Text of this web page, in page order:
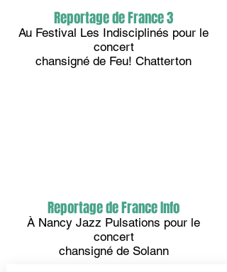
Reportage de France 3
Au Festival Les Indisciplinés pour le
concert
chansigné de Feu! Chatterton
Reportage de France Info
À Nancy Jazz Pulsations pour le
concert
chansigné de Solann